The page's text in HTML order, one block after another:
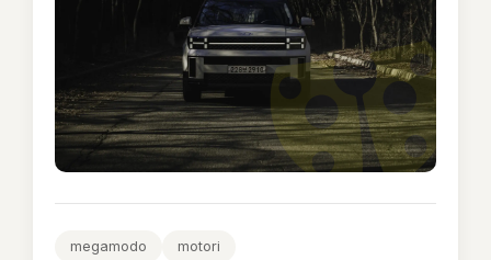
megamodo motori